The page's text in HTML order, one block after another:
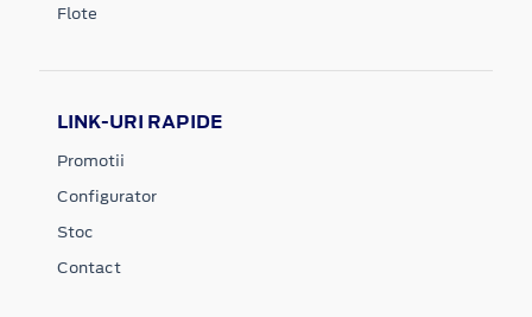
Flote
LINK-URI RAPIDE
Promotii
Configurator
Stoc
Contact